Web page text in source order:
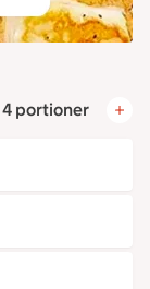
4 portioner